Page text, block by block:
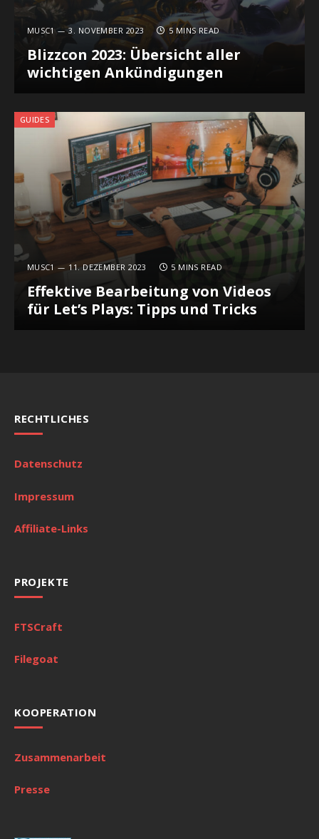
MUSC1 3. NOVEMBER 2023 5 MINS READ
Blizzcon 2023: Übersicht aller
wichtigen Ankündigungen
GUIDES
MUSC1 11. DEZEMBER 2023 5 MINS READ
Effektive Bearbeitung von Videos
für Let’s Plays: Tipps und Tricks
RECHTLICHES
Datenschutz
Impressum
Affiliate-Links
PROJEKTE
FTSCraft
Filegoat
KOOPERATION
Zusammenarbeit
Presse